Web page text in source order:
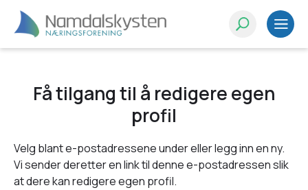
Få tilgang til å redigere egen
profil
Velg blant e-postadressene under eller legg inn en ny.
Vi sender deretter en link til denne e-postadressen slik
at dere kan redigere egen profil.